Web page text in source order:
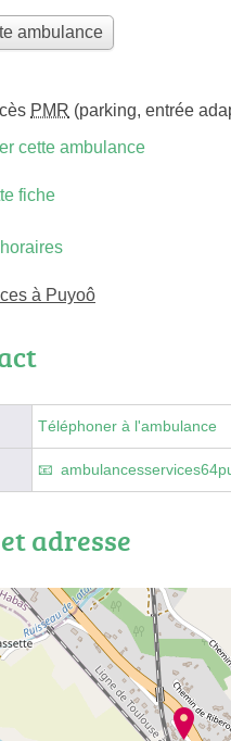
ambulance
PMR (parking, entrée
cette ambulance
fiche
à Puyoô
Téléphoner à l'ambulance
adresse